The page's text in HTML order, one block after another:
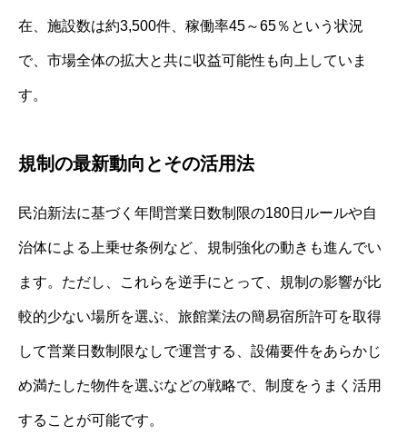
在、施設数は約3,500件、稼働率45～65％という状況
で、市場全体の拡大と共に収益可能性も向上していま
す。
規制の最新動向とその活用法
民泊新法に基づく年間営業日数制限の180日ルールや自
治体による上乗せ条例など、規制強化の動きも進んでい
ます。ただし、これらを逆手にとって、規制の影響が比
較的少ない場所を選ぶ、旅館業法の簡易宿所許可を取得
して営業日数制限なしで運営する、設備要件をあらかじ
め満たした物件を選ぶなどの戦略で、制度をうまく活用
することが可能です。